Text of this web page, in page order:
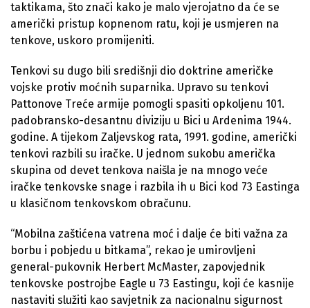
taktikama, što znači kako je malo vjerojatno da će se
američki pristup kopnenom ratu, koji je usmjeren na
tenkove, uskoro promijeniti.
Tenkovi su dugo bili središnji dio doktrine američke
vojske protiv moćnih suparnika. Upravo su tenkovi
Pattonove Treće armije pomogli spasiti opkoljenu 101.
padobransko-desantnu diviziju u Bici u Ardenima 1944.
godine. A tijekom Zaljevskog rata, 1991. godine, američki
tenkovi razbili su iračke. U jednom sukobu američka
skupina od devet tenkova naišla je na mnogo veće
iračke tenkovske snage i razbila ih u Bici kod 73 Eastinga
u klasičnom tenkovskom obračunu.
“Mobilna zaštićena vatrena moć i dalje će biti važna za
borbu i pobjedu u bitkama”, rekao je umirovljeni
general-pukovnik Herbert McMaster, zapovjednik
tenkovske postrojbe Eagle u 73 Eastingu, koji će kasnije
nastaviti služiti kao savjetnik za nacionalnu sigurnost